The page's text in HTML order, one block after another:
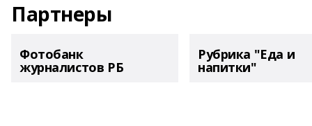
Партнеры
Фотобанк
журналистов РБ
Рубрика "Еда и
напитки"